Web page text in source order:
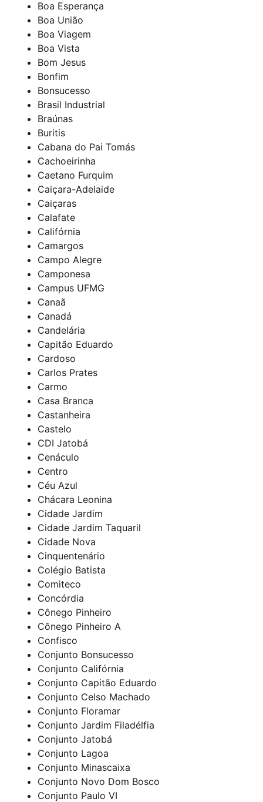
Boa Esperança
Boa União
Boa Viagem
Boa Vista
Bom Jesus
Bonfim
Bonsucesso
Brasil Industrial
Braúnas
Buritis
Cabana do Pai Tomás
Cachoeirinha
Caetano Furquim
Caiçara-Adelaide
Caiçaras
Calafate
Califórnia
Camargos
Campo Alegre
Camponesa
Campus UFMG
Canaã
Canadá
Candelária
Capitão Eduardo
Cardoso
Carlos Prates
Carmo
Casa Branca
Castanheira
Castelo
CDI Jatobá
Cenáculo
Centro
Céu Azul
Chácara Leonina
Cidade Jardim
Cidade Jardim Taquaril
Cidade Nova
Cinquentenário
Colégio Batista
Comiteco
Concórdia
Cônego Pinheiro
Cônego Pinheiro A
Confisco
Conjunto Bonsucesso
Conjunto Califórnia
Conjunto Capitão Eduardo
Conjunto Celso Machado
Conjunto Floramar
Conjunto Jardim Filadélfia
Conjunto Jatobá
Conjunto Lagoa
Conjunto Minascaixa
Conjunto Novo Dom Bosco
Conjunto Paulo VI